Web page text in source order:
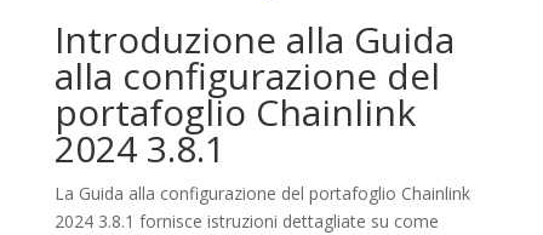
Introduzione alla Guida
alla configurazione del
portafoglio Chainlink
2024 3.8.1
La Guida alla configurazione del portafoglio Chainlink
2024 3.8.1 fornisce istruzioni dettagliate su come